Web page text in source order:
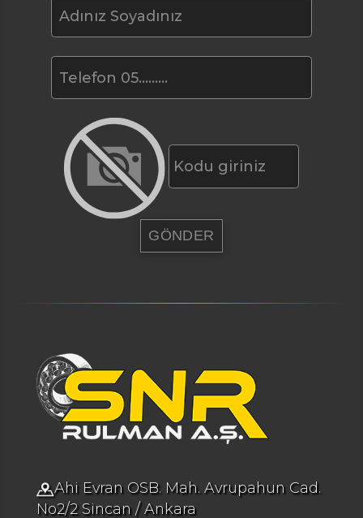
Ahi Evran OSB. Mah. Avrupahun Cad.
No2/2 Sincan / Ankara